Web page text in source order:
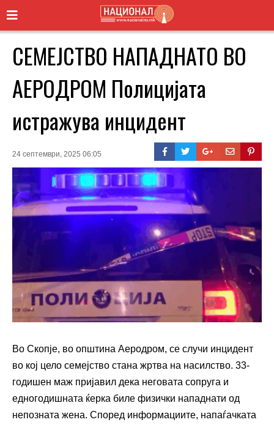
СЕМЕЈСТВО НАПАДНАТО ВО
АЕРОДРОМ Полицијата
истражува инцидент
24 септември, 2025 06:05
Во Скопје, во општина Аеродром, се случи инцидент
во кој цело семејство стана жртва на насилство. 33-
годишен маж пријавил дека неговата сопруга и
едногодишната ќерка биле физички нападнати од
непозната жена. Според информациите, напаѓачката